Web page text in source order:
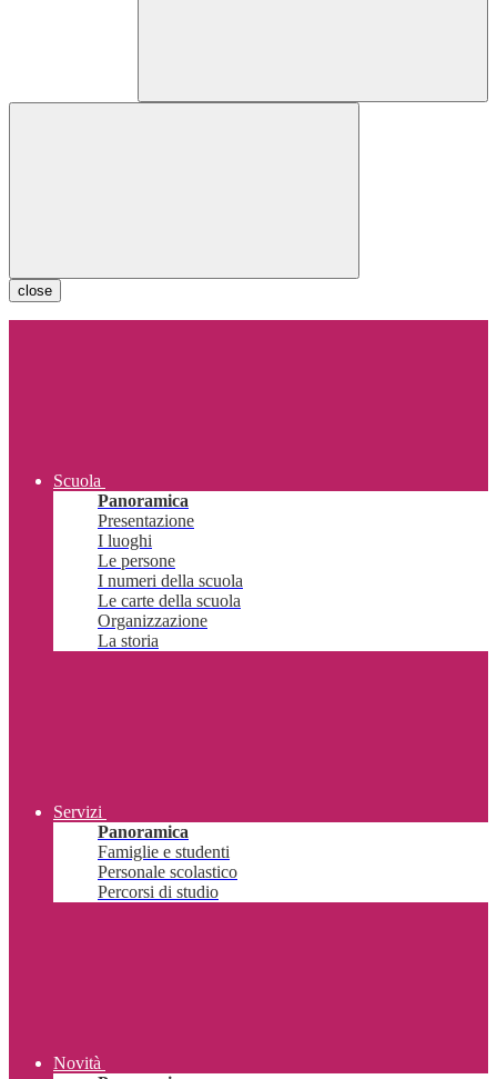
close
Scuola
Panoramica
Presentazione
I luoghi
Le persone
I numeri della scuola
Le carte della scuola
Organizzazione
La storia
Servizi
Panoramica
Famiglie e studenti
Personale scolastico
Percorsi di studio
Novità